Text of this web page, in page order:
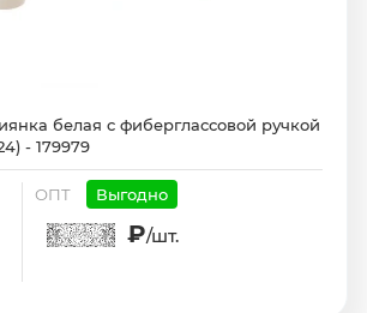
белая с фиберглассовой ручкой
- 179979
ОПТ Выгодно
₽/шт.